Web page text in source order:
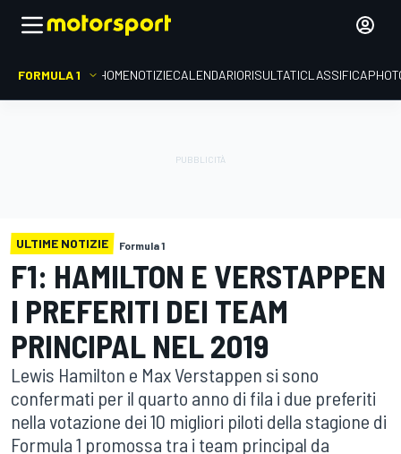
FORMULA 1 HOMENOTIZIECALENDARIORISULTATICLASSIFICA
ULTIME NOTIZIE Formula 1
F1: HAMILTON E VERSTAPPEN
I PREFERITI DEI TEAM
PRINCIPAL NEL 2019
Lewis Hamilton e Max Verstappen si sono
confermati per il quarto anno di fila i due preferiti
nella votazione dei 10 migliori piloti della stagione di
Formula 1 promossa tra i team principal da